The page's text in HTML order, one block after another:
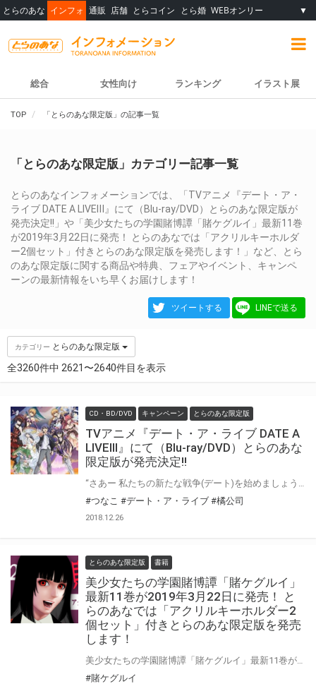
とらのあな インフォ 通販 店舗 とらコイン とら婚 WEBオンリー ▼
総合 女性向け ランキング イラスト展
TOP 「とらのあな限定版」の記事一覧
「とらのあな限定版」カテゴリー記事一覧
とらのあなインフォメーションでは、「TVアニメ『デート・ア・
ライブ DATE A LIVEⅢ』にて（Blu-ray/DVD）とらのあな限定版が
発売決定!!」や「美少女たちの学園賭博譚「賭ケグルイ」最新11巻
が2019年3月22日に発売！ とらのあなでは「アクリルキーホルダ
ー2個セット」付きとらのあな限定版を発売します！」など、とら
のあな限定版に関する商品や特典、フェアやイベント、キャンペ
ーンの最新情報をいち早くお届けします！
ツイートする LINEで送る
カテゴリー とらのあな限定版
全3260件中 2621〜2640件目を表示
CD・BD/DVD キャンペーン とらのあな限定版
TVアニメ『デート・ア・ライブ DATE A
LIVEⅢ』にて（Blu-ray/DVD）とらのあな
限定版が発売決定!!
#つなこ #デート・ア・ライブ #橘公司
2018.12.26
とらのあな限定版 書籍
美少女たちの学園賭博譚「賭ケグルイ」
最新11巻が2019年3月22日に発売！ と
らのあなでは「アクリルキーホルダー2
個セット」付きとらのあな限定版を発売
します！
#賭ケグルイ